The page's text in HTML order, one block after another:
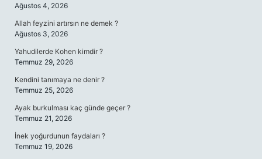
Ağustos 4, 2026
Allah feyzini artırsın ne demek ?
Ağustos 3, 2026
Yahudilerde Kohen kimdir ?
Temmuz 29, 2026
Kendini tanımaya ne denir ?
Temmuz 25, 2026
Ayak burkulması kaç günde geçer ?
Temmuz 21, 2026
İnek yoğurdunun faydaları ?
Temmuz 19, 2026